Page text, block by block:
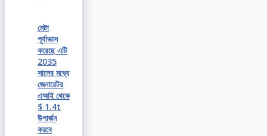
মেটা
পূর্বাভাস
করেছে এটি
2035
সালের মধ্যে
জেনারেটর
এআই থেকে
$ 1.4t
উপার্জন
করবে